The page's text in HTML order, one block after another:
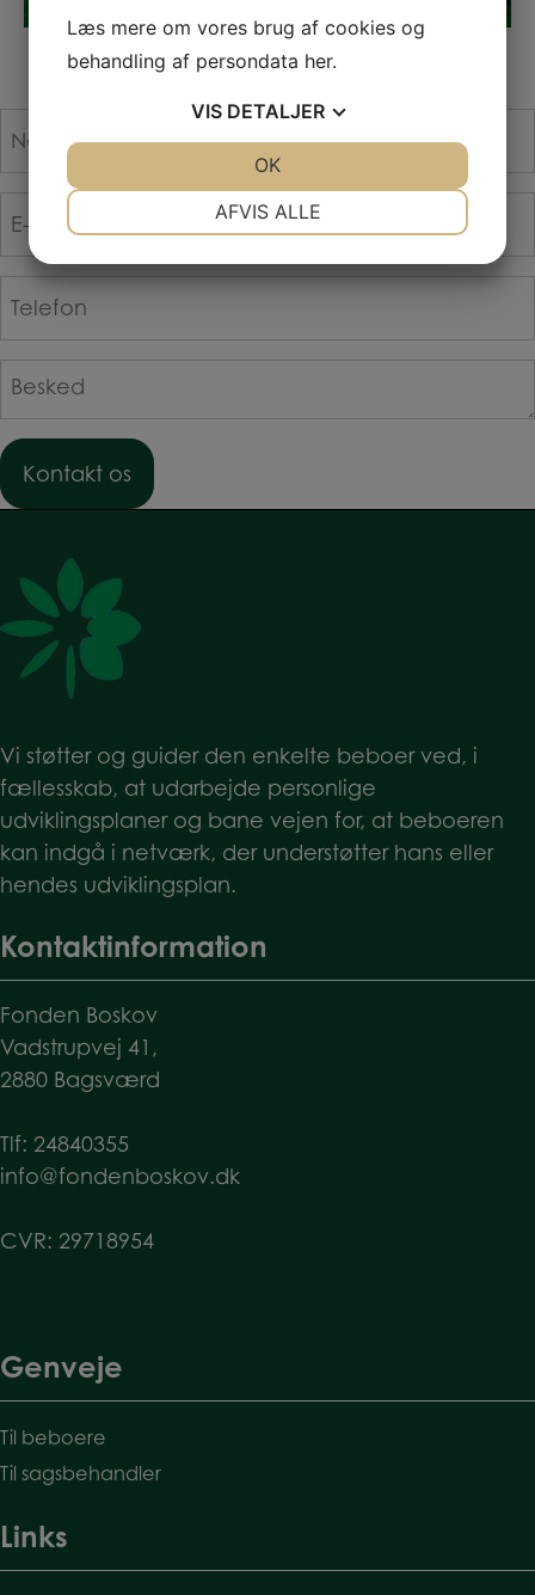
mail
Vi støtter og guider den enkelte beboer ved, i
fællesskab, at udarbejde personlige
udviklingsplaner og bane vejen for, at beboeren
kan indgå i netværk, der understøtter hans eller
hendes udviklingsplan.
Kontaktinformation
Fonden Boskov
Vadstrupvej 41,
2880 Bagsværd
Tlf: 24840355
info@fondenboskov.dk
CVR: 29718954
Genveje
Til beboere
Til sagsbehandler
Links
Læs mere om vores brug af cookies og
behandling af persondata her.
VIS DETALJER
AFVIS ALLE
OK